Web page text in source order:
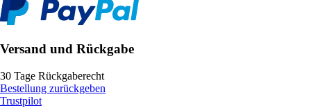
Versand und Rückgabe
30 Tage Rückgaberecht
Bestellung zurückgeben
Trustpilot